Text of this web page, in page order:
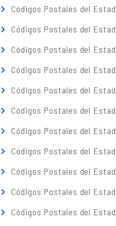
Códigos Postales del
Códigos Postales del
Códigos Postales del
Códigos Postales del
Códigos Postales del
Códigos Postales del
Códigos Postales del
Códigos Postales del
Códigos Postales del
Códigos Postales del
Códigos Postales del